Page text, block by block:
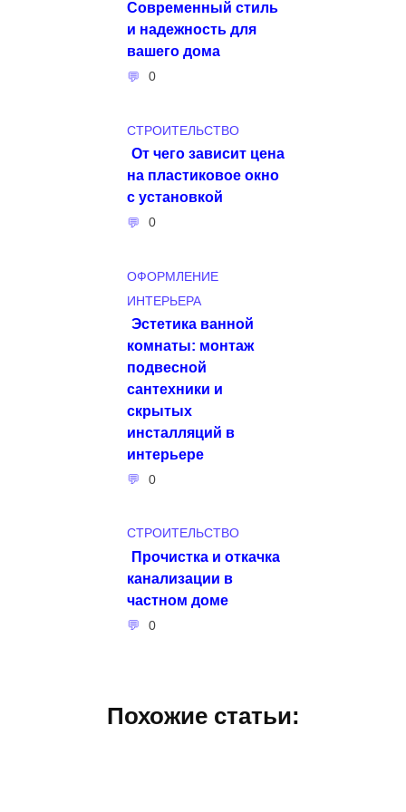
Современный стиль
и надежность для
вашего дома
0
СТРОИТЕЛЬСТВО
От чего зависит цена
на пластиковое окно
с установкой
0
ОФОРМЛЕНИЕ
ИНТЕРЬЕРА
Эстетика ванной
комнаты: монтаж
подвесной
сантехники и
скрытых
инсталляций в
интерьере
0
СТРОИТЕЛЬСТВО
Прочистка и откачка
канализации в
частном доме
0
Похожие статьи: